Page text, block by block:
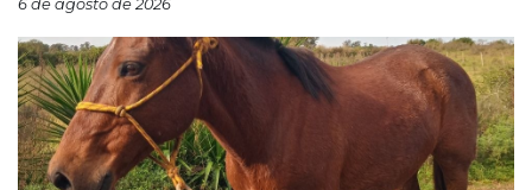
6 de agosto de 2026